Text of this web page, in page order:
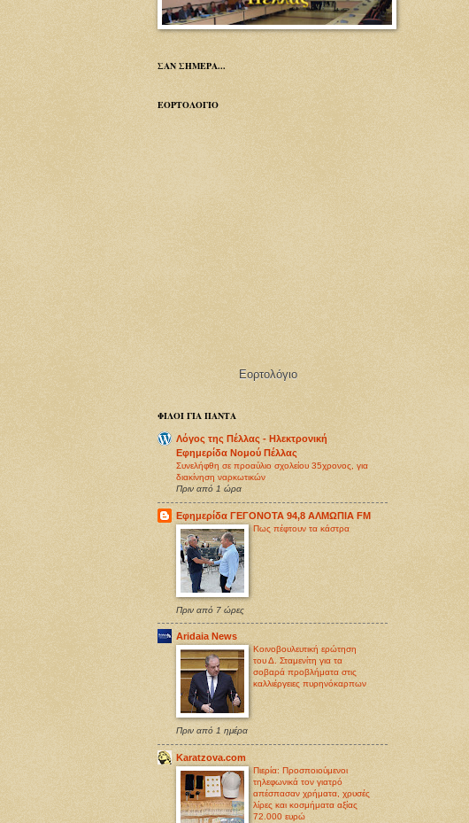
ΣΑΝ ΣΗΜΕΡΑ...
ΕΟΡΤΟΛΟΓΙΟ
Εορτολόγιο
ΦΙΛΟΙ ΓΙΑ ΠΑΝΤΑ
Λόγος της Πέλλας - Ηλεκτρονική
Εφημερίδα Νομού Πέλλας
Συνελήφθη σε προαύλιο σχολείου 35χρονος, για
διακίνηση ναρκωτικών
Πριν από 1 ώρα
Εφημερίδα ΓΕΓΟΝΟΤΑ 94,8 ΑΛΜΩΠΙΑ FM
Πως πέφτουν τα κάστρα
Πριν από 7 ώρες
Aridaia News
Κοινοβουλευτική ερώτηση
του Δ. Σταμενίτη για τα
σοβαρά προβλήματα στις
καλλιέργειες πυρηνόκαρπων
Πριν από 1 ημέρα
Karatzova.com
Πιερία: Προσποιούμενοι
τηλεφωνικά τον γιατρό
απέσπασαν χρήματα, χρυσές
λίρες και κοσμήματα αξίας
72.000 ευρώ